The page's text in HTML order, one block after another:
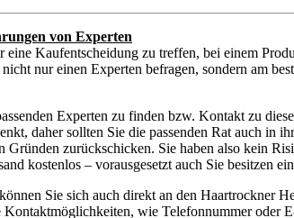
von Experten
eine Kaufentscheidung zu treffen, bei einem
nur einen Experten befragen, sondern am
Experten zu finden bzw. Kontakt zu
daher sollten Sie die passenden Rat auch in
zurückschicken. Sie haben also kein
kostenlos – vorausgesetzt auch Sie besitzen
Sie sich auch direkt an den Haartrockner
Kontaktmöglichkeiten, wie Telefonnummer oder